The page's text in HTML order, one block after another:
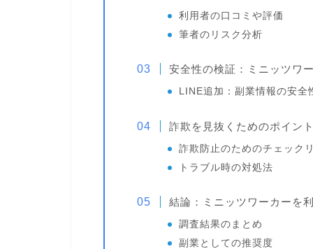
利用者の口コミや評価
筆者のリスク分析
安全性の検証：ミニッツワ
LINE追加：副業情報の安全
詐欺を見抜くためのポイン
詐欺防止のためのチェック
トラブル時の対処法
結論：ミニッツワーカーを
調査結果のまとめ
副業としての推奨度